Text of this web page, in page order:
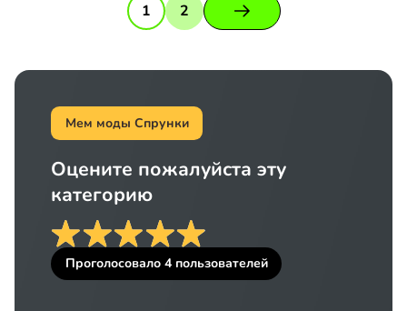
1 2
Мем моды Спрунки
Оцените пожалуйста эту
категорию
Проголосовало 4 пользователей